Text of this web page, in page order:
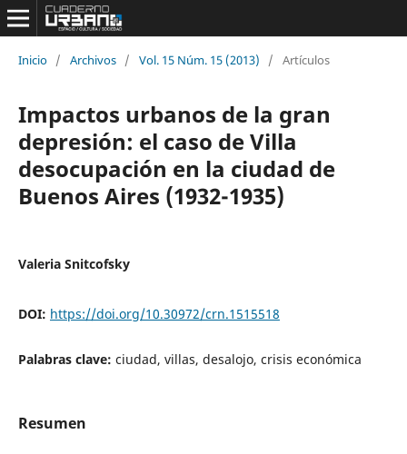
Inicio / Archivos / Vol. 15 Núm. 15 (2013) / Artículos
Impactos urbanos de la gran
depresión: el caso de Villa
desocupación en la ciudad de
Buenos Aires (1932-1935)
Valeria Snitcofsky
DOI: https://doi.org/10.30972/crn.1515518
Palabras clave: ciudad, villas, desalojo, crisis económica
Resumen